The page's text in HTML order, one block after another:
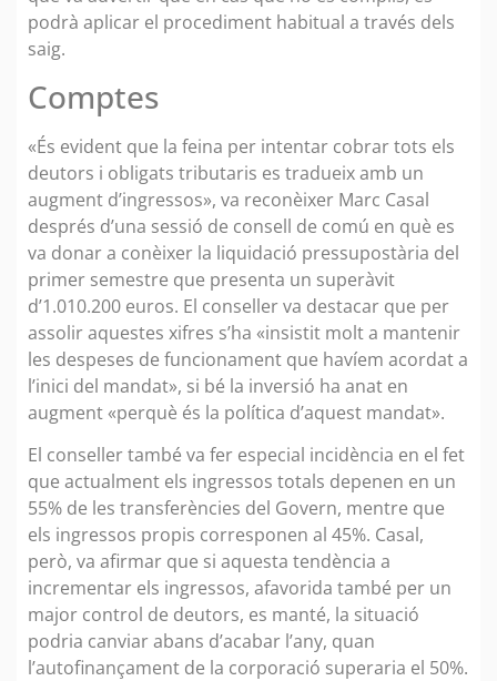
podrà aplicar el procediment habitual a través dels
saig.
Comptes
«És evident que la feina per intentar cobrar tots els
deutors i obligats tributaris es tradueix amb un
augment d’ingressos», va reconèixer Marc Casal
després d’una sessió de consell de comú en què es
va donar a conèixer la liquidació pressupostària del
primer semestre que presenta un superàvit
d’1.010.200 euros. El conseller va destacar que per
assolir aquestes xifres s’ha «insistit molt a mantenir
les despeses de funcionament que havíem acordat a
l’inici del mandat», si bé la inversió ha anat en
augment «perquè és la política d’aquest mandat».
El conseller també va fer especial incidència en el fet
que actualment els ingressos totals depenen en un
55% de les transferències del Govern, mentre que
els ingressos propis corresponen al 45%. Casal,
però, va afirmar que si aquesta tendència a
incrementar els ingressos, afavorida també per un
major control de deutors, es manté, la situació
podria canviar abans d’acabar l’any, quan
l’autofinançament de la corporació superaria el 50%.